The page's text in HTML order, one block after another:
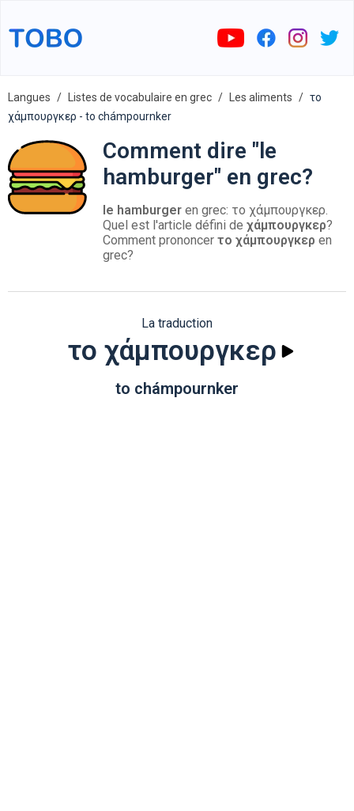
Langues Listes de vocabulaire en grec Les aliments
το
χάμπουργκερ - to chámpournker
Comment dire "le
hamburger" en grec?
le hamburger en grec: το χάμπουργκερ.
Quel est l'article défini de χάμπουργκερ?
Comment prononcer το χάμπουργκερ en
grec?
La traduction
το χάμπουργκερ
to chámpournker